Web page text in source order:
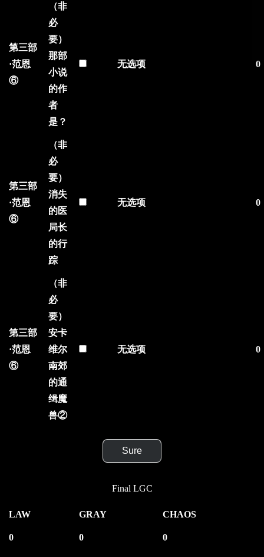
第三部
·范恩
⑥
（非
必
要）
那部
小说
的作
者
是？
无选项 0
第三部
·范恩
⑥
（非
必
要）
消失
的医
局长
的行
踪
无选项 0
第三部
·范恩
⑥
（非
必
要）
安卡
维尔
南郊
的通
缉魔
兽②
无选项 0
Sure
Final LGC
LAW GRAY CHAOS
0 0 0